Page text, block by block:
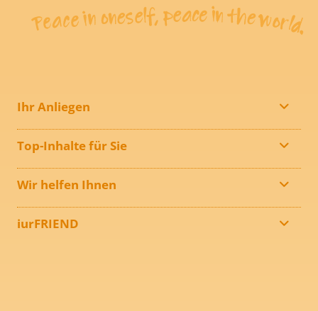
Ihr Anliegen
Top-Inhalte für Sie
Wir helfen Ihnen
iurFRIEND